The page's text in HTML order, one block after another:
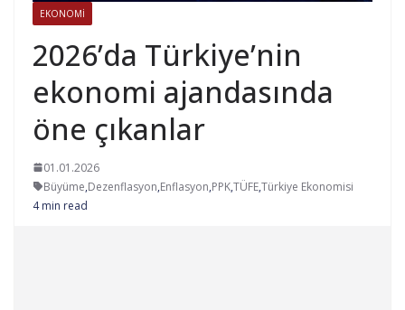
EKONOMI
2026’da Türkiye’nin
ekonomi ajandasında
öne çıkanlar
01.01.2026
Büyüme,Dezenflasyon,Enflasyon,PPK,TÜFE,Türkiye Ekonomisi
4 min read